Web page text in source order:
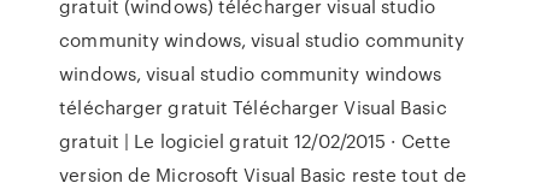
gratuit (windows) télécharger visual studio
community windows, visual studio community
windows, visual studio community windows
télécharger gratuit Télécharger Visual Basic
gratuit | Le logiciel gratuit 12/02/2015 · Cette
version de Microsoft Visual Basic reste tout de